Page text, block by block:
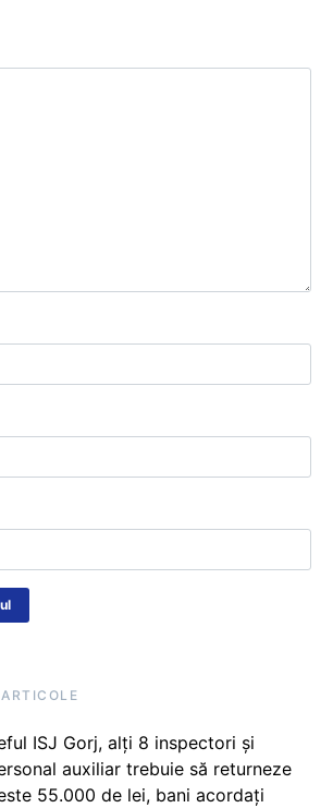
ISJ Gorj, alți 8 inspectori și
auxiliar trebuie să returneze
55.000 de lei, bani acordați